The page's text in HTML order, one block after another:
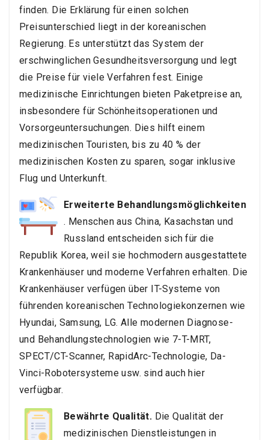
finden. Die Erklärung für einen solchen
Preisunterschied liegt in der koreanischen
Regierung. Es unterstützt das System der
erschwinglichen Gesundheitsversorgung und legt
die Preise für viele Verfahren fest. Einige
medizinische Einrichtungen bieten Paketpreise an,
insbesondere für Schönheitsoperationen und
Vorsorgeuntersuchungen. Dies hilft einem
medizinischen Touristen, bis zu 40 % der
medizinischen Kosten zu sparen, sogar inklusive
Flug und Unterkunft.
Erweiterte Behandlungsmöglichkeiten
. Menschen aus China, Kasachstan und
Russland entscheiden sich für die
Republik Korea, weil sie hochmodern ausgestattete
Krankenhäuser und moderne Verfahren erhalten. Die
Krankenhäuser verfügen über IT-Systeme von
führenden koreanischen Technologiekonzernen wie
Hyundai, Samsung, LG. Alle modernen Diagnose-
und Behandlungstechnologien wie 7-T-MRT,
SPECT/CT-Scanner, RapidArc-Technologie, Da-
Vinci-Robotersysteme usw. sind auch hier
verfügbar.
Bewährte Qualität. Die Qualität der
medizinischen Dienstleistungen in